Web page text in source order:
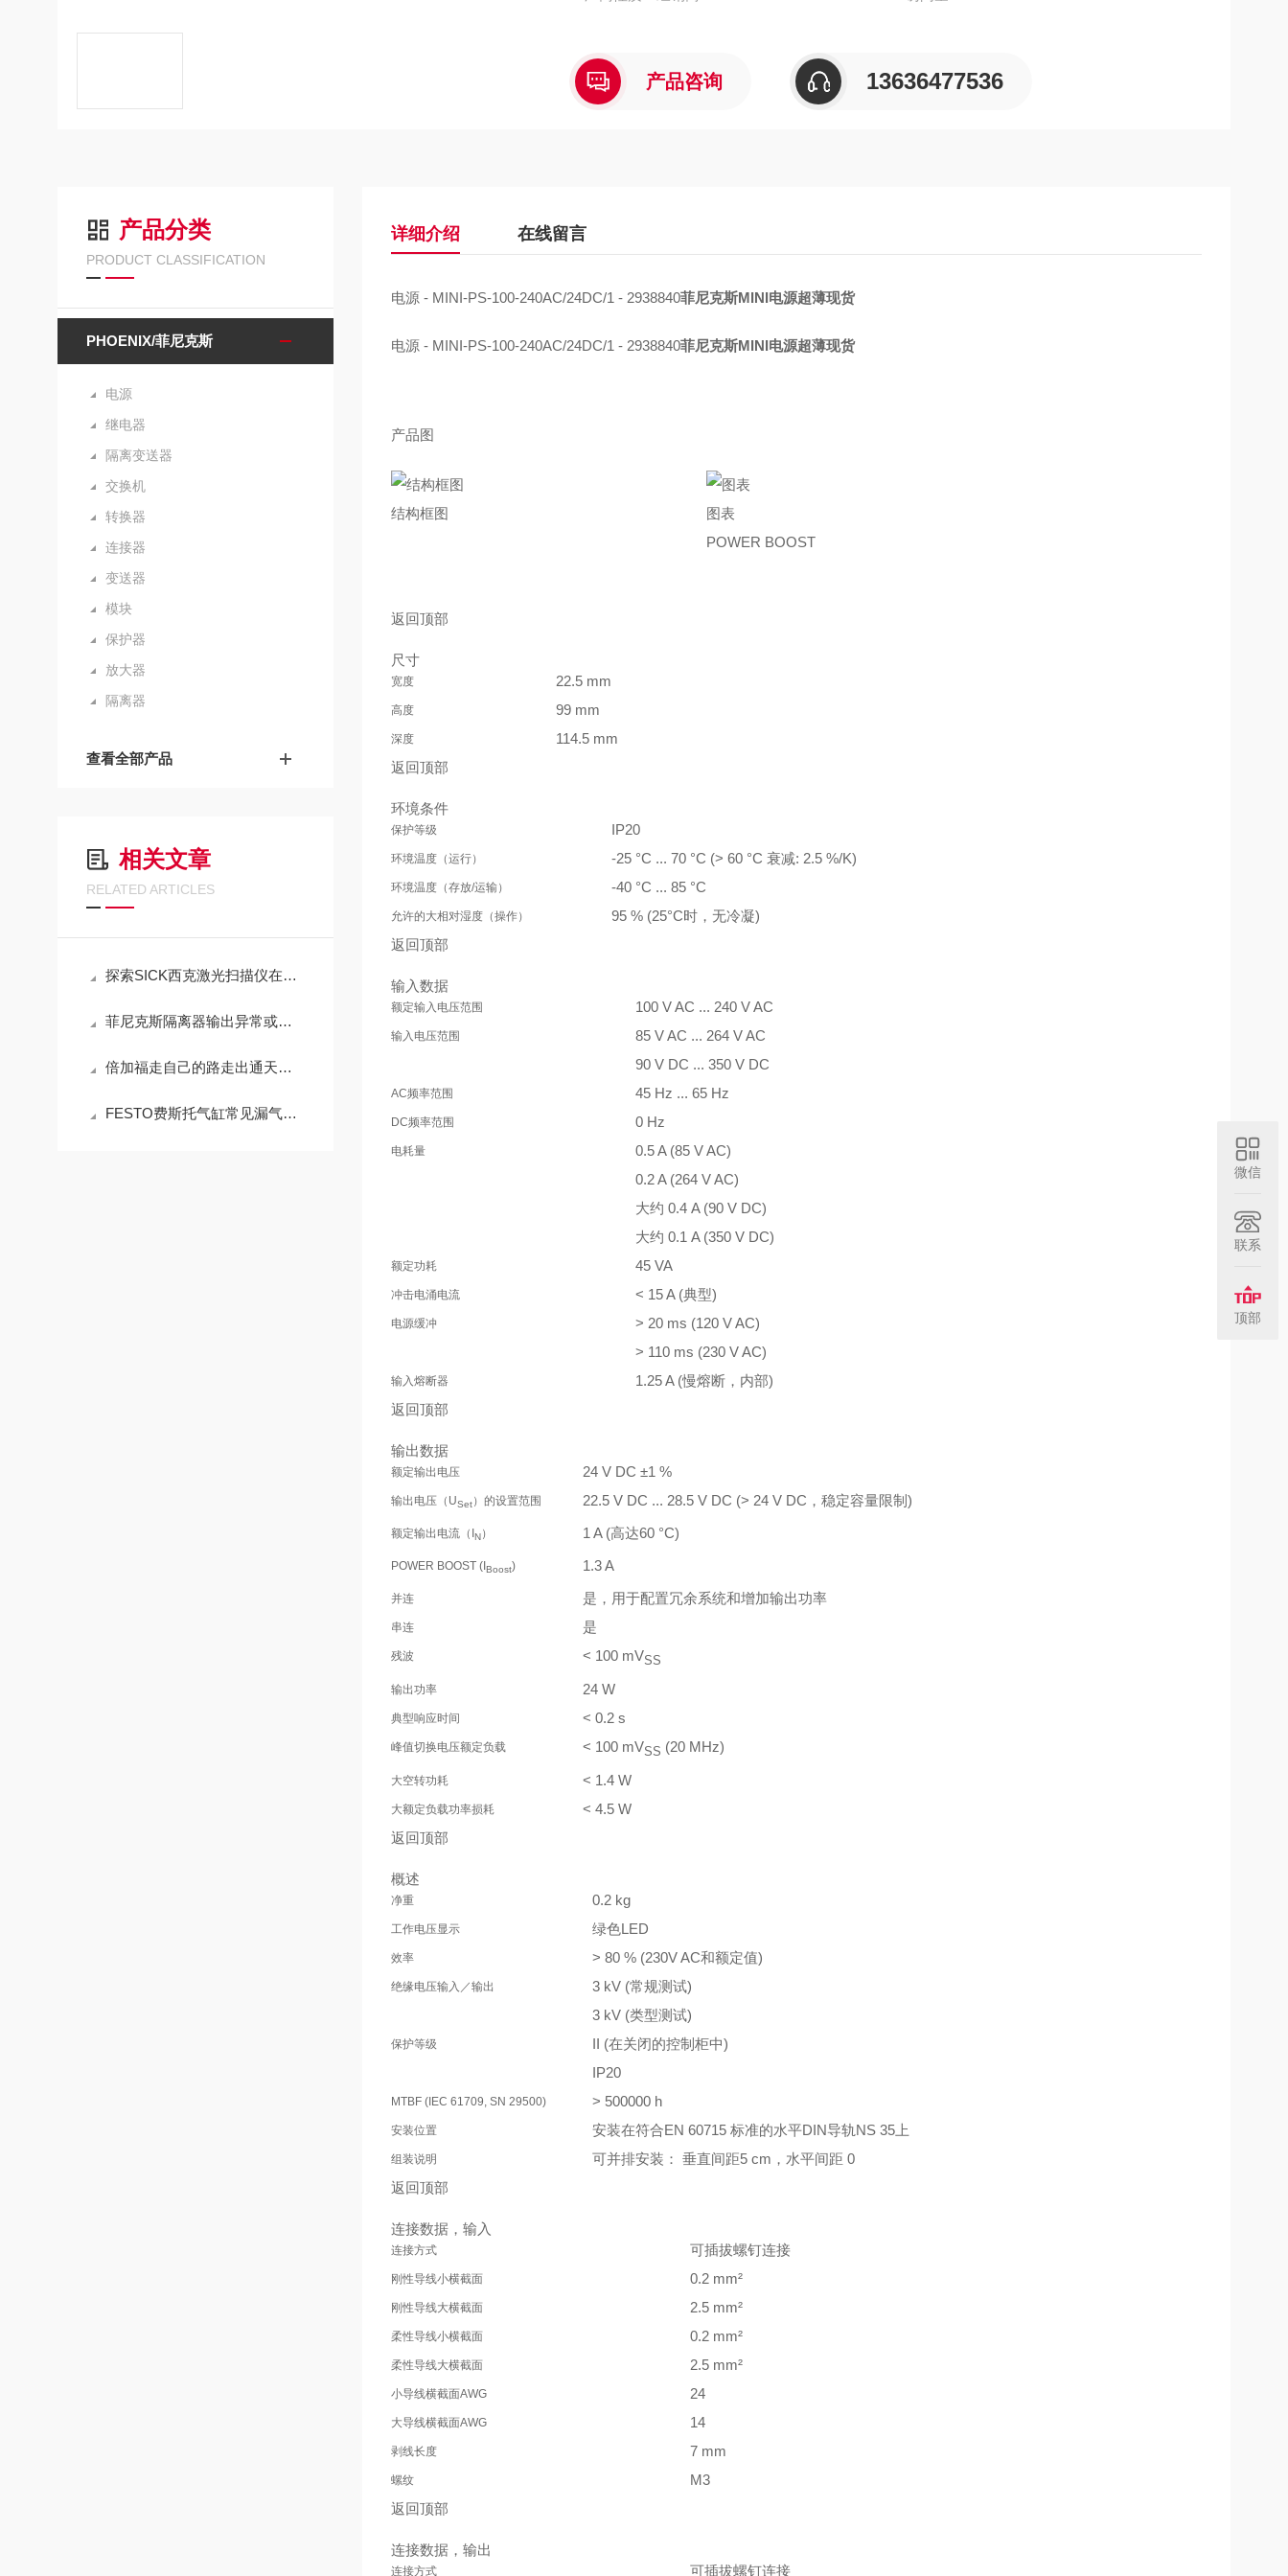
产品咨询 13636477536
产品分类
PRODUCT CLASSIFICATION
PHOENIX/菲尼克斯
电源
继电器
隔离变送器
交换机
转换器
连接器
变送器
模块
保护器
放大器
隔离器
查看全部产品
相关文章
RELATED ARTICLES
探索SICK西克激光扫描仪在智能制造中的潜力
菲尼克斯隔离器输出异常或精度下降的检查步骤
倍加福走自己的路走出通天大道
FESTO费斯托气缸常见漏气与动作不畅问题解决
详细介绍 在线留言
电源 - MINI-PS-100-240AC/24DC/1 - 2938840菲尼克斯MINI电源超薄现货
电源 - MINI-PS-100-240AC/24DC/1 - 2938840菲尼克斯MINI电源超薄现货
产品图
结构框图
图表
POWER BOOST
返回顶部
尺寸
宽度 22.5 mm
高度 99 mm
深度
114.5 mm
返回顶部
环境条件
保护等级 IP20
环境温度（运行） -25 °C ... 70 °C (> 60 °C 衰减: 2.5 %/K)
环境温度（存放/运输） -40 °C ... 85 °C
允许的大相对湿度（操作）
95 % (25°C时，无冷凝)
返回顶部
输入数据
额定输入电压范围 100 V AC ... 240 V AC
输入电压范围
85 V AC ... 264 V AC
90 V DC ... 350 V DC
AC频率范围 45 Hz ... 65 Hz
DC频率范围 0 Hz
电耗量
0.5 A (85 V AC)
0.2 A (264 V AC)
大约 0.4 A (90 V DC)
大约 0.1 A (350 V DC)
额定功耗 45 VA
冲击电涌电流 < 15 A (典型)
电源缓冲
> 20 ms (120 V AC)
> 110 ms (230 V AC)
输入熔断器
1.25 A (慢熔断，内部)
返回顶部
输出数据
额定输出电压 24 V DC ±1 %
输出电压（USet）的设置范围 22.5 V DC ... 28.5 V DC (> 24 V DC，稳定容量限制)
额定输出电流（I N） 1 A (高达60 °C)
POWER BOOST (I Boost) 1.3 A
并连 是，用于配置冗余系统和增加输出功率
串连 是
残波 < 100 mVSS
输出功率 24 W
典型响应时间 < 0.2 s
峰值切换电压额定负载 < 100 mVSS (20 MHz)
大空转功耗 < 1.4 W
大额定负载功率损耗
< 4.5 W
返回顶部
概述
净重 0.2 kg
工作电压显示 绿色LED
效率 > 80 % (230V AC和额定值)
绝缘电压输入／输出
3 kV (常规测试)
3 kV (类型测试)
保护等级
II (在关闭的控制柜中)
IP20
MTBF (IEC 61709, SN 29500) > 500000 h
安装位置 安装在符合EN 60715 标准的水平DIN导轨NS 35上
组装说明
可并排安装： 垂直间距5 cm，水平间距 0
返回顶部
连接数据，输入
连接方式 可插拔螺钉连接
刚性导线小横截面 0.2 mm²
刚性导线大横截面 2.5 mm²
柔性导线小横截面 0.2 mm²
柔性导线大横截面 2.5 mm²
小导线横截面AWG 24
大导线横截面AWG 14
剥线长度 7 mm
螺纹
M3
返回顶部
连接数据，输出
连接方式 可插拔螺钉连接
微信
联系
顶部